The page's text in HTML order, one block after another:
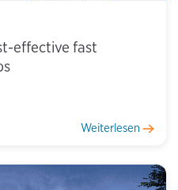
effective fast
Weiterlesen